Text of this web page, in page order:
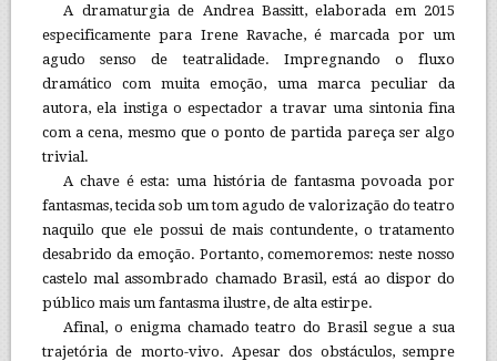
A dramaturgia de Andrea Bassitt, elaborada em 2015
especificamente para Irene Ravache, é marcada por um
agudo senso de teatralidade. Impregnando o fluxo
dramático com muita emoção, uma marca peculiar da
autora, ela instiga o espectador a travar uma sintonia fina
com a cena, mesmo que o ponto de partida pareça ser algo
trivial.
A chave é esta: uma história de fantasma povoada por
fantasmas, tecida sob um tom agudo de valorização do teatro
naquilo que ele possui de mais contundente, o tratamento
desabrido da emoção. Portanto, comemoremos: neste nosso
castelo mal assombrado chamado Brasil, está ao dispor do
público mais um fantasma ilustre, de alta estirpe.
Afinal, o enigma chamado teatro do Brasil segue a sua
trajetória de morto-vivo. Apesar dos obstáculos, sempre